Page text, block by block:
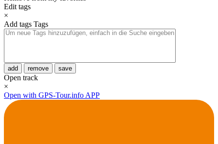
Edit tags
×
Add tags Tags
add remove save
Open track
×
Open with GPS-Tour.info APP